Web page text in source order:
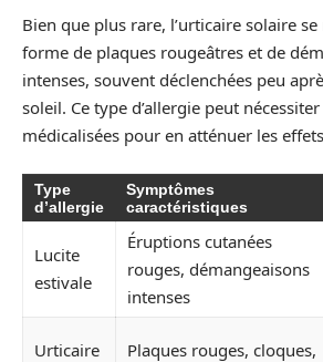
Bien que plus rare, l’urticaire solaire
forme de plaques rougeâtres et de
intenses, souvent déclenchées peu
soleil. Ce type d’allergie peut
médicalisées pour en atténuer les
Type
d’allergie
Symptômes
caractéristiques
Lucite
estivale
Éruptions cutanées
rouges, démangeaisons
intenses
Urticaire
Plaques rouges, cloques,